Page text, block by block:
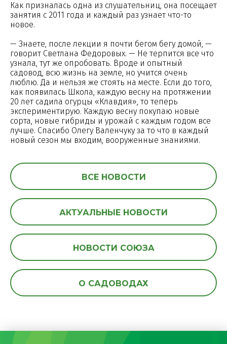
Как призналась одна из слушательниц, она посещает
занятия с 2011 года и каждый раз узнает что-то
новое.
— Знаете, после лекции я почти бегом бегу домой, —
говорит Светлана Федоровых. — Не терпится все что
узнала, тут же опробовать. Вроде и опытный
садовод, всю жизнь на земле, но учится очень
люблю. Да и нельзя же стоять на месте. Если до того,
как появилась Школа, каждую весну на протяжении
20 лет садила огурцы «Клавдия», то теперь
экспериментирую. Каждую весну покупаю новые
сорта, новые гибриды и урожай с каждым годом все
лучше. Спасибо Олегу Валенчуку за то что в каждый
новый сезон мы входим, вооруженные знаниями.
ВСЕ НОВОСТИ
АКТУАЛЬНЫЕ НОВОСТИ
НОВОСТИ СОЮЗА
О САДОВОДАХ